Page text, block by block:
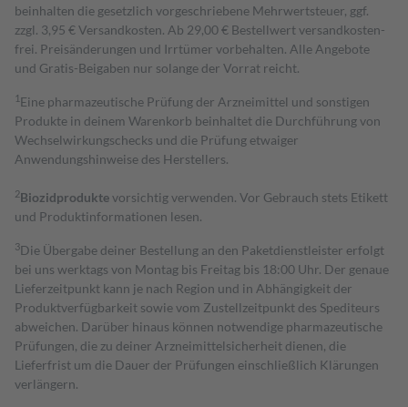
beinhalten die gesetzlich vorgeschriebene Mehrwertsteuer, ggf.
zzgl. 3,95 € Versandkosten. Ab 29,00 € Bestell­wert versand­kosten­
frei. Preisänderungen und Irrtümer vorbehalten. Alle Angebote
und Gratis-Beigaben nur solange der Vorrat reicht.
1 Eine pharmazeutische Prüfung der Arzneimittel und sonstigen
Produkte in deinem Warenkorb beinhaltet die Durchführung von
Wechselwirkungschecks und die Prüfung etwaiger
Anwendungshinweise des Herstellers.
2Biozidproduktevorsichtig verwenden. Vor Gebrauch stets Etikett
und Produktinformationen lesen.
3Die Übergabe deiner Bestellung an den Paketdienstleister erfolgt
bei uns werktags von Montag bis Freitag bis 18:00 Uhr. Der genaue
Lieferzeitpunkt kann je nach Region und in Abhängigkeit der
Produktverfügbarkeit sowie vom Zustellzeitpunkt des Spediteurs
abweichen. Darüber hinaus können notwendige pharmazeutische
Prüfungen, die zu deiner Arzneimittelsicherheit dienen, die
Lieferfrist um die Dauer der Prüfungen einschließlich Klärungen
verlängern.